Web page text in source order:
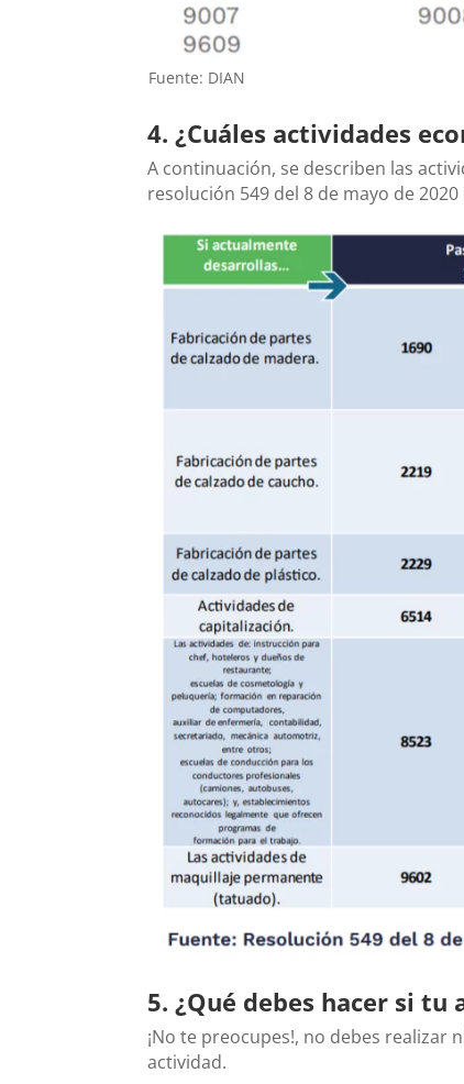
Fuente: DIAN
4. ¿Cuáles actividades
A continuación, se describen las
resolución 549 del 8 de mayo de
5. ¿Qué debes hacer si
¡No te preocupes!, no debes realizar
actividad.